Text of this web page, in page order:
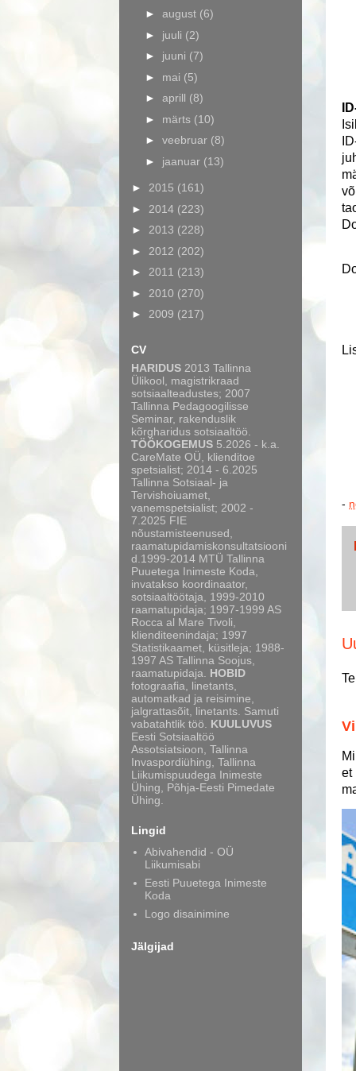
-
et
► august (6)
► juuli (2)
► juuni (7)
► mai (5)
► aprill (8)
► märts (10)
► veebruar (8)
► jaanuar (13)
► 2015 (161)
► 2014 (223)
► 2013 (228)
► 2012 (202)
► 2011 (213)
► 2010 (270)
► 2009 (217)
CV
HARIDUS 2013 Tallinna
Ülikool, magistrikraad
sotsiaalteadustes; 2007
Tallinna Pedagoogilisse
Seminar, rakenduslik
kõrgharidus sotsiaaltöö.
TÖÖKOGEMUS 5.2026 - k.a.
CareMate OÜ, klienditoe
spetsialist; 2014 - 6.2025
Tallinna Sotsiaal- ja
Tervishoiuamet,
vanemspetsialist; 2002 -
7.2025 FIE
nõustamisteenused,
raamatupidamiskonsultatsiooni
d.1999-2014 MTÜ Tallinna
Puuetega Inimeste Koda,
invatakso koordinaator,
sotsiaaltöötaja, 1999-2010
raamatupidaja; 1997-1999 AS
Rocca al Mare Tivoli,
klienditeenindaja; 1997
Statistikaamet, küsitleja; 1988-
1997 AS Tallinna Soojus,
raamatupidaja. HOBID
fotograafia, linetants,
automatkad ja reisimine,
jalgrattasõit, linetants. Samuti
vabatahtlik töö. KUULUVUS
Eesti Sotsiaaltöö
Assotsiatsioon, Tallinna
Invaspordiühing, Tallinna
Liikumispuudega Inimeste
Ühing, Põhja-Eesti Pimedate
Ühing.
Lingid
Abivahendid - OÜ
Liikumisabi
Eesti Puuetega Inimeste
Koda
Logo disainimine
Jälgijad